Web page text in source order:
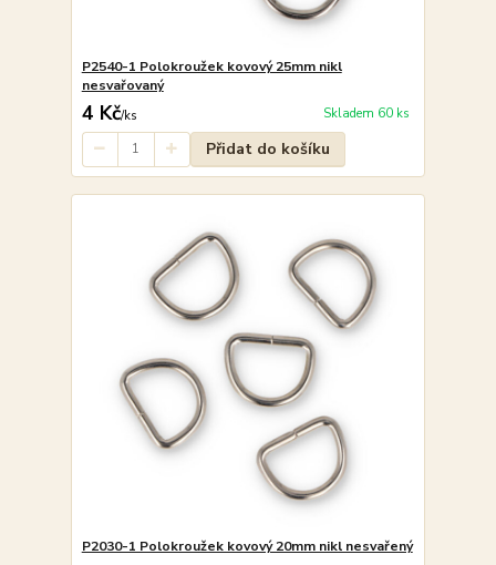
P2540-1 Polokroužek kovový 25mm nikl
nesvařovaný
4 Kč/ks Skladem 60 ks
Přidat do košíku
P2030-1 Polokroužek kovový 20mm nikl nesvařený